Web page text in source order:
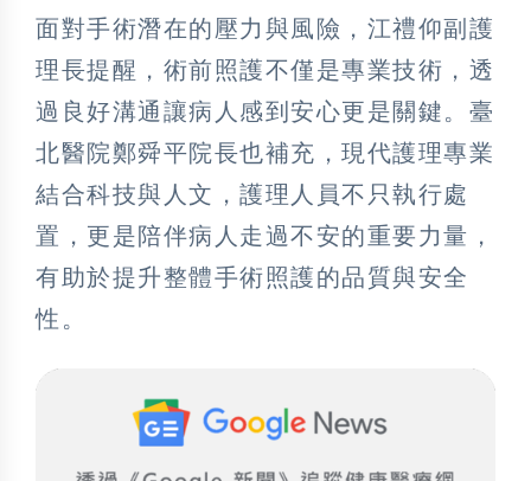
面對手術潛在的壓力與風險，江禮仰副護
理長提醒，術前照護不僅是專業技術，透
過良好溝通讓病人感到安心更是關鍵。臺
北醫院鄭舜平院長也補充，現代護理專業
結合科技與人文，護理人員不只執行處
置，更是陪伴病人走過不安的重要力量，
有助於提升整體手術照護的品質與安全
性。